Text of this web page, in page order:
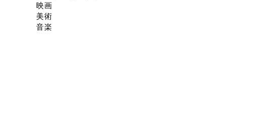
映画
美術
音楽